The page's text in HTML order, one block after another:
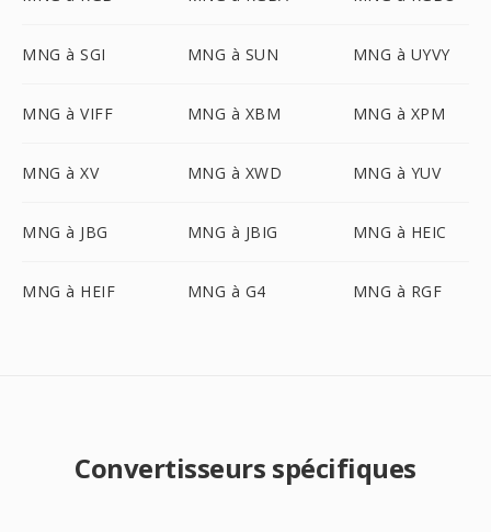
MNG à SGI MNG à SUN MNG à UYVY
MNG à VIFF MNG à XBM MNG à XPM
MNG à XV MNG à XWD MNG à YUV
MNG à JBG MNG à JBIG MNG à HEIC
MNG à HEIF MNG à G4 MNG à RGF
Convertisseurs spécifiques